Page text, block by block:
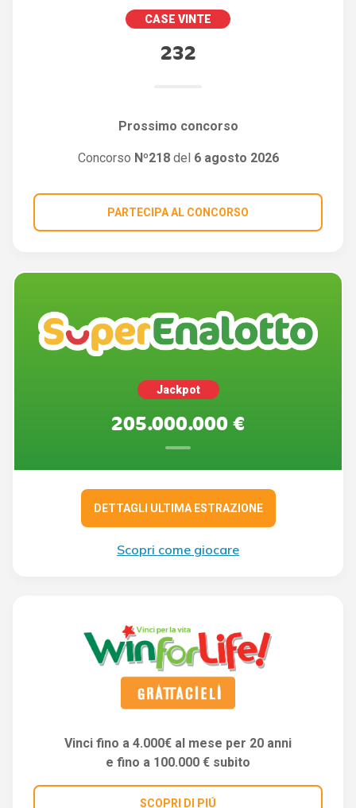
CASE VINTE
232
Prossimo concorso
Concorso Nº218del 6 agosto 2026
PARTECIPA AL CONCORSO
Jackpot
205.000.000 €
DETTAGLI ULTIMA ESTRAZIONE
Scopri come giocare
Vinci fino a 4.000€ al mese per 20 anni
e fino a 100.000 € subito
SCOPRI DI PIÚ